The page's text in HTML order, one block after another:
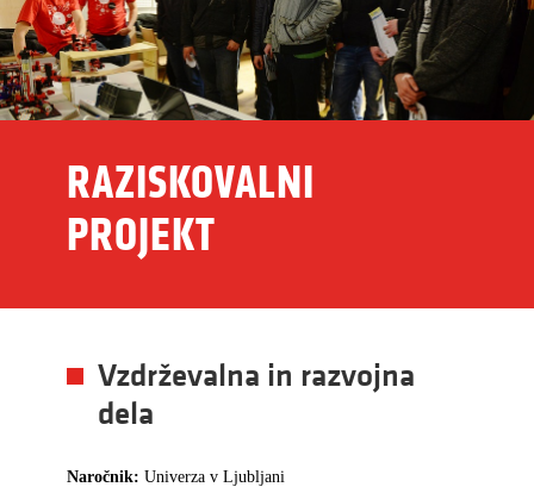
RAZISKOVALNI
PROJEKT
Vzdrževalna in razvojna
dela
Naročnik: Univerza v Ljubljani